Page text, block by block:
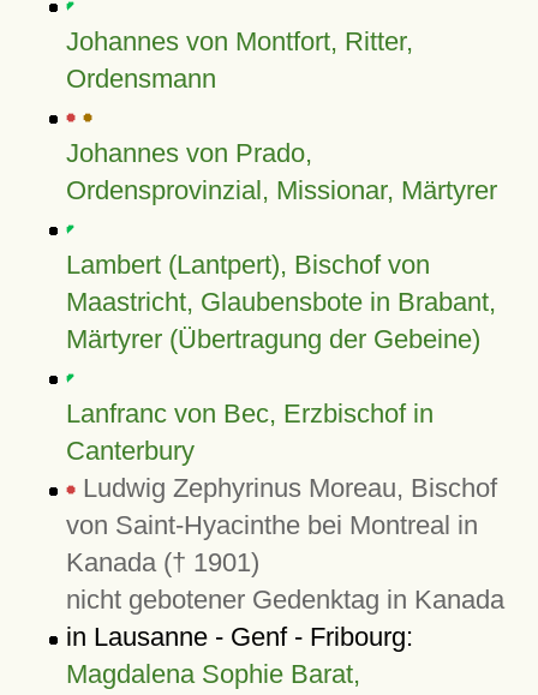
Johannes von Montfort, Ritter,
Ordensmann
Johannes von Prado,
Ordensprovinzial, Missionar, Märtyrer
Lambert (Lantpert), Bischof von
Maastricht, Glaubensbote in Brabant,
Märtyrer (Übertragung der Gebeine)
Lanfranc von Bec, Erzbischof in
Canterbury
Ludwig Zephyrinus Moreau, Bischof
von Saint-Hyacinthe bei Montreal in
Kanada († 1901)
nicht gebotener Gedenktag in Kanada
in Lausanne - Genf - Fribourg:
Magdalena Sophie Barat,